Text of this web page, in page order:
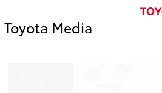
Toyota Media